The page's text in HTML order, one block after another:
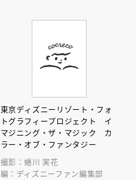
東京ディズニーリゾート・フォ
トグラフィープロジェクト イ
マジニング・ザ・マジック カ
ラー・オブ・ファンタジー
撮影：蜷川 実花
編：ディズニーファン編集部